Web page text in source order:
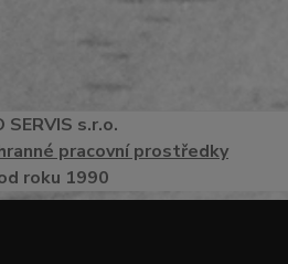
SERVIS s.r.o.
pracovní prostředky
roku 1990